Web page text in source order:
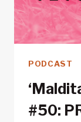
PODCAST
#50: